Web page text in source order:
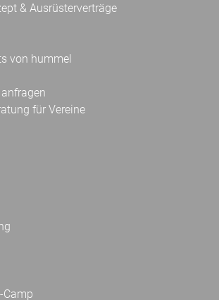
& Ausrüsterverträge
von hummel
für Vereine
Camp